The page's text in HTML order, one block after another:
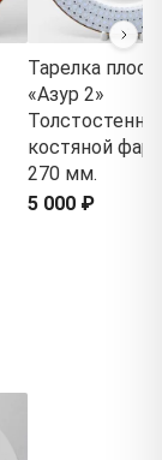
Тарелка
«Азур 2»
костяной
270 мм.
5 000 ₽